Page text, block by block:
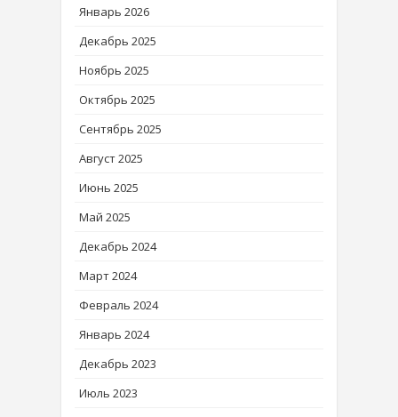
Январь 2026
Декабрь 2025
Ноябрь 2025
Октябрь 2025
Сентябрь 2025
Август 2025
Июнь 2025
Май 2025
Декабрь 2024
Март 2024
Февраль 2024
Январь 2024
Декабрь 2023
Июль 2023